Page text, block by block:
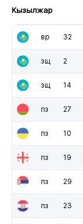
Кызылжар
вр 32
зщ 2
зщ 14
пз 27
пз 10
пз 19
пз 29
пз 23